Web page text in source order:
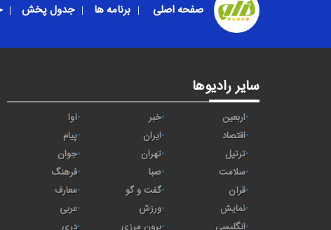
صفحه اصلی برنامه ها جدول پخش
سایر رادیوها
اربعین خبر
آوا
اقتصاد
ايران
پیام
ترتیل
تهران
جوان
سلامت
صبا
فرهنگ
قرآن
گفت و گو
معارف
نمایش
ورزش
عربی